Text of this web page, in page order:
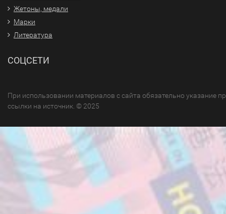
Жетоны, медали
Марки
Литература
СОЦСЕТИ
При использовании материалов с сайта обязательно указание
ссылки на источник. © 2025